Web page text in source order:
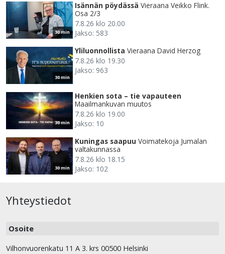
30 min
Isännän pöydässä Vieraana Veikko Flink.
Osa 2/3
7.8.26 klo 20.00
Jakso: 583
30 min
Yliluonnollista Vieraana David Herzog
7.8.26 klo 19.30
Jakso: 963
30 min
Henkien sota – tie vapauteen
Maailmankuvan muutos
7.8.26 klo 19.00
Jakso: 10
30 min
Kuningas saapuu Voimatekoja Jumalan
valtakunnassa
7.8.26 klo 18.15
Jakso: 102
Yhteystiedot
Osoite
Vilhonvuorenkatu 11 A 3. krs 00500 Helsinki